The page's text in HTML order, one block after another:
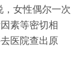
，女性偶尔一次
素等密切相
医院查出原